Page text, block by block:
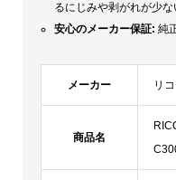
るにじみや剥がれが少な
安心のメーカー保証:純
メーカー リ
商品名